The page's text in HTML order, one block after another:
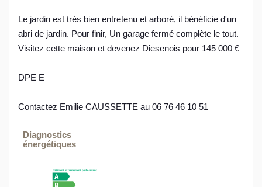
Le jardin est très bien entretenu et arboré, il bénéficie d'un
abri de jardin. Pour finir, Un garage fermé complète le tout.
Visitez cette maison et devenez Diesenois pour 145 000 €
DPE E
Contactez Emilie CAUSSETTE au 06 76 46 10 51
Diagnostics
énergétiques